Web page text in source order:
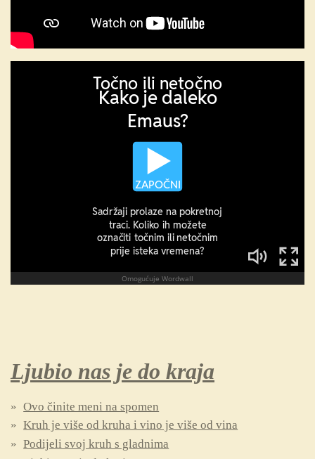
Ljubio nas je do kraja
Ovo činite meni na spomen
Kruh je više od kruha i vino je više od vina
Podijeli svoj kruh s gladnima